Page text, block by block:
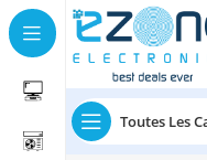
Toutes Les